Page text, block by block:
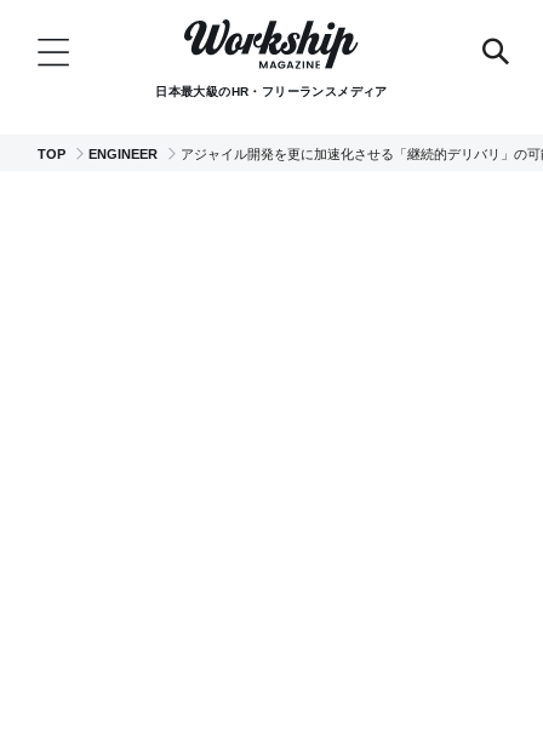
日本最大級のHR・フリーランスメディア
TOP ENGINEER アジャイル開発を更に加速化させる「継続的デリバリ」の可